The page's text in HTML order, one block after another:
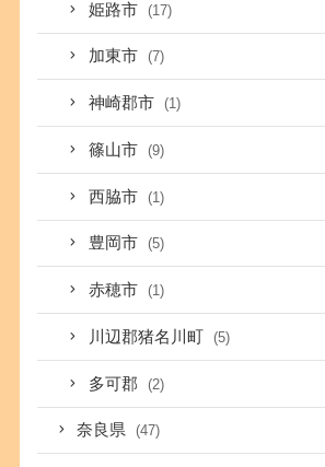
姫路市 (17)
加東市 (7)
神崎郡市 (1)
篠山市 (9)
西脇市 (1)
豊岡市 (5)
赤穂市 (1)
川辺郡猪名川町 (5)
多可郡 (2)
奈良県 (47)